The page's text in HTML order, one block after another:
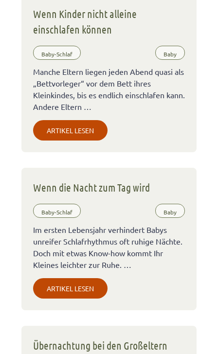
Wenn Kinder nicht alleine
einschlafen können
Baby-Schlaf Baby
Manche Eltern liegen jeden Abend quasi als
„Bettvorleger“ vor dem Bett ihres
Kleinkindes, bis es endlich einschlafen kann.
Andere Eltern …
ARTIKEL LESEN
Wenn die Nacht zum Tag wird
Baby-Schlaf Baby
Im ersten Lebensjahr verhindert Babys
unreifer Schlafrhythmus oft ruhige Nächte.
Doch mit etwas Know-how kommt Ihr
Kleines leichter zur Ruhe. …
ARTIKEL LESEN
Übernachtung bei den Großeltern